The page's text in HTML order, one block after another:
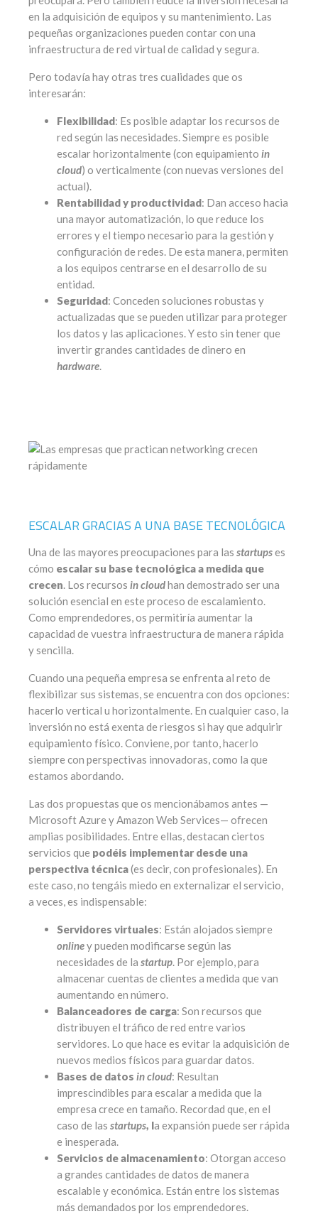
en la adquisición de equipos y su mantenimiento. Las
pequeñas organizaciones pueden contar con una
infraestructura de red virtual de calidad y segura.
Pero todavía hay otras tres cualidades que os
interesarán:
Flexibilidad: Es posible adaptar los recursos de
red según las necesidades. Siempre es posible
escalar horizontalmente (con equipamiento in
cloud) o verticalmente (con nuevas versiones del
actual).
Rentabilidad y productividad: Dan acceso hacia
una mayor automatización, lo que reduce los
errores y el tiempo necesario para la gestión y
configuración de redes. De esta manera, permiten
a los equipos centrarse en el desarrollo de su
entidad.
Seguridad: Conceden soluciones robustas y
actualizadas que se pueden utilizar para proteger
los datos y las aplicaciones. Y esto sin tener que
invertir grandes cantidades de dinero en
hardware.
ESCALAR GRACIAS A UNA BASE TECNOLÓGICA
Una de las mayores preocupaciones para las startupses
cómo escalar su base tecnológica a medida que
crecen. Los recursos in cloudhan demostrado ser una
solución esencial en este proceso de escalamiento.
Como emprendedores, os permitiría aumentar la
capacidad de vuestra infraestructura de manera rápida
y sencilla.
Cuando una pequeña empresa se enfrenta al reto de
flexibilizar sus sistemas, se encuentra con dos opciones:
hacerlo vertical u horizontalmente. En cualquier caso, la
inversión no está exenta de riesgos si hay que adquirir
equipamiento físico. Conviene, por tanto, hacerlo
siempre con perspectivas innovadoras, como la que
estamos abordando.
Las dos propuestas que os mencionábamos antes —
Microsoft Azure y Amazon Web Services— ofrecen
amplias posibilidades. Entre ellas, destacan ciertos
servicios que podéis implementar desde una
perspectiva técnica(es decir, con profesionales). En
este caso, no tengáis miedo en externalizar el servicio,
a veces, es indispensable:
Servidores virtuales: Están alojados siempre
onliney pueden modificarse según las
necesidades de la startup. Por ejemplo, para
almacenar cuentas de clientes a medida que van
aumentando en número.
Balanceadores de carga: Son recursos que
distribuyen el tráfico de red entre varios
servidores. Lo que hace es evitar la adquisición de
nuevos medios físicos para guardar datos.
Bases de datos in cloud: Resultan
imprescindibles para escalar a medida que la
empresa crece en tamaño. Recordad que, en el
caso de las startups, la expansión puede ser rápida
e inesperada.
Servicios de almacenamiento: Otorgan acceso
a grandes cantidades de datos de manera
escalable y económica. Están entre los sistemas
más demandados por los emprendedores.